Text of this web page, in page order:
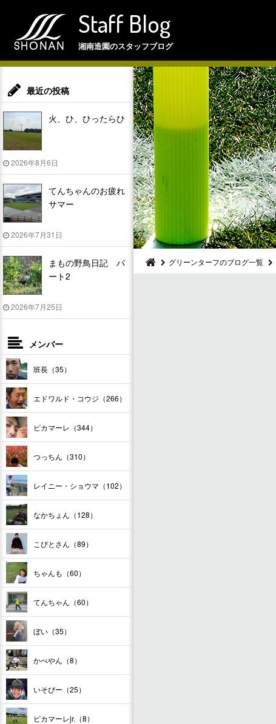
Staff Blog
湘南造園のスタッフブログ
グリーンターフのブログ一覧
最近の投稿
火、ひ、ひったらひ
2026年8月6日
てんちゃんのお疲れ
サマー
2026年7月31日
まもの野鳥日記 パ
ート2
2026年7月25日
メンバー
班長（35）
エドワルド・コウジ（266）
ピカマーレ（344）
つっちん（310）
レイニー・ショウマ（102）
なかちょん（128）
こびとさん（89）
ちゃんも（60）
てんちゃん（60）
ぼい（35）
かべやん（8）
いそぴー（25）
ピカマーレjr.（8）